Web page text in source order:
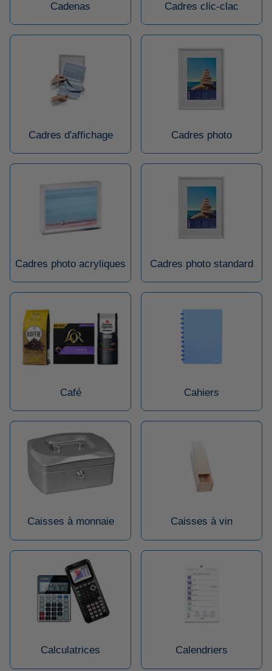
Cadenas Cadres clic-clac
Cadres d'affichage Cadres photo
Cadres photo acryliques Cadres photo standard
Café Cahiers
Caisses à monnaie Caisses à vin
Calculatrices Calendriers